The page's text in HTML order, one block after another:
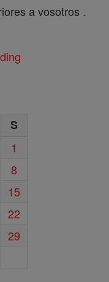
a vosotros .
S
1
8
15
22
29